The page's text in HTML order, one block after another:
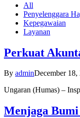
All
Penyelenggara
Kepegawaian
Layanan
Perkuat
By adminDecember 18,
Ungaran (Humas) –
Menjaga